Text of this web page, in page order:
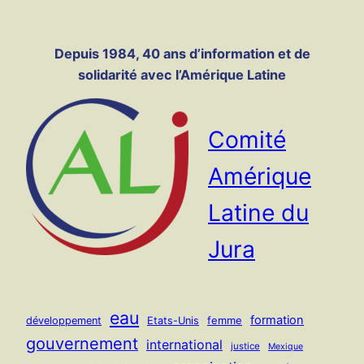
contenuDepuis 1984, 40 ans d’information et de
solidarité avec l’Amérique Latine
Comité
Amérique
Latine du
Jura
développement eau Etats-Unis femme formation
gouvernement international justice Mexique